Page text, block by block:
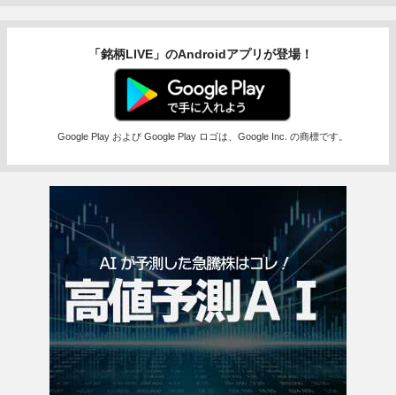
「銘柄LIVE」のAndroidアプリが登場！
Google Play および Google Play ロゴは、Google Inc. の商標です。